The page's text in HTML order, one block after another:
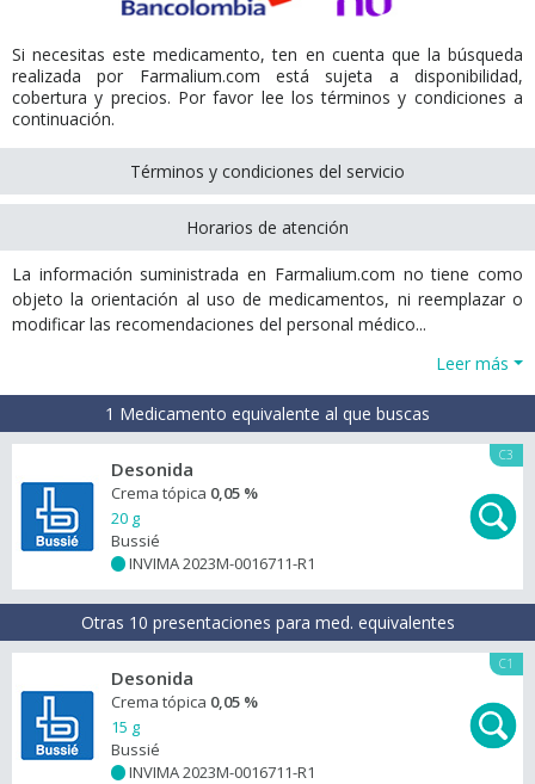
Si necesitas este medicamento, ten en cuenta que la búsqueda
realizada por Farmalium.com está sujeta a disponibilidad,
cobertura y precios. Por favor lee los términos y condiciones a
continuación.
Términos y condiciones del servicio
Horarios de atención
La información suministrada en Farmalium.com no tiene como
objeto la orientación al uso de medicamentos, ni reemplazar o
modificar las recomendaciones del personal médico...
Leer más
1 Medicamento equivalente al que buscas
C3
Desonida
Crema tópica 0,05 %
20 g
Bussié
INVIMA 2023M-0016711-R1
Otras 10 presentaciones para med. equivalentes
C1
Desonida
Crema tópica 0,05 %
15 g
Bussié
INVIMA 2023M-0016711-R1